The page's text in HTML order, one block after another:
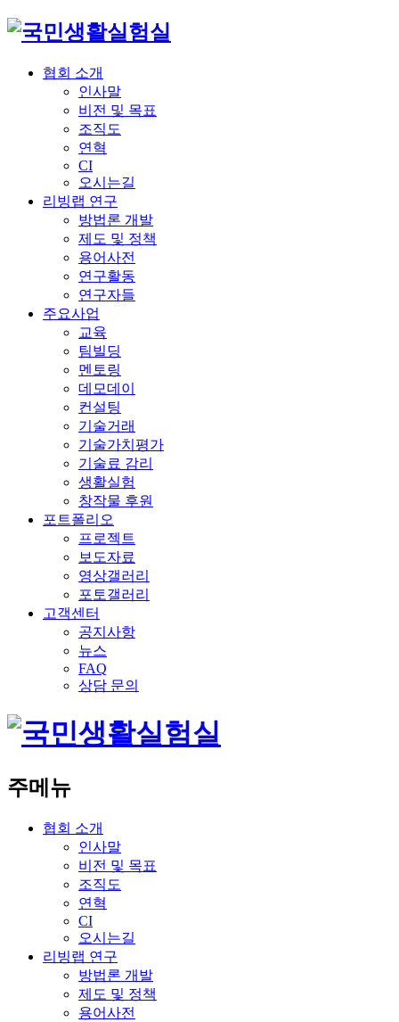
협회 소개
인사말
비전 및 목표
조직도
연혁
CI
오시는길
리빙랩 연구
방법론 개발
제도 및 정책
용어사전
연구활동
연구자들
주요사업
교육
팀빌딩
멘토링
데모데이
컨설팅
기술거래
기술가치평가
기술료 감리
생활실험
창작물 후원
포트폴리오
프로젝트
보도자료
영상갤러리
포토갤러리
고객센터
공지사항
뉴스
FAQ
상담 문의
주메뉴
협회 소개
인사말
비전 및 목표
조직도
연혁
CI
오시는길
리빙랩 연구
방법론 개발
제도 및 정책
용어사전